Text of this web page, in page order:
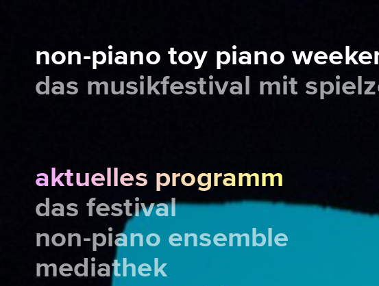
non-piano toy piano
das musikfestival mit
aktuelles programm
das festival
non-piano ensemble
mediathek